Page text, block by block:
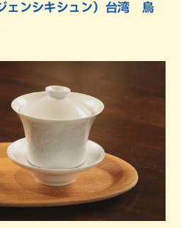
ェンシキシュン）台湾 烏